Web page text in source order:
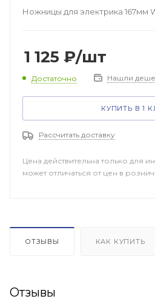
Ножницы для электрика 167мм
1 125 ₽/шт
Достаточно Нашли
КУПИТЬ В 1
Рассчитать доставку
Цена действительна только для
может отличаться от цен в
ОТЗЫВЫ КАК КУПИТЬ
Отзывы